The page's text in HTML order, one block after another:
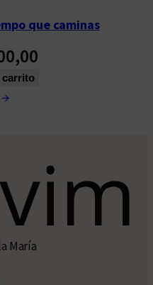
que caminas
carrito
→
María